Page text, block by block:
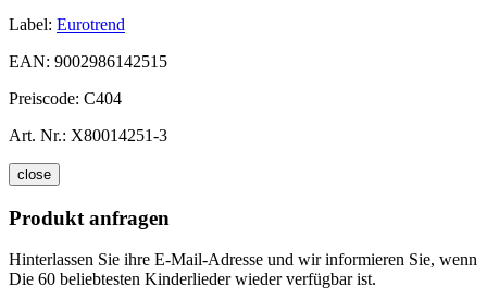
Label: Eurotrend
EAN: 9002986142515
Preiscode: C404
Art. Nr.: X80014251-3
close
Produkt anfragen
Hinterlassen Sie ihre E-Mail-Adresse und wir informieren Sie, wenn
Die 60 beliebtesten Kinderlieder wieder verfügbar ist.